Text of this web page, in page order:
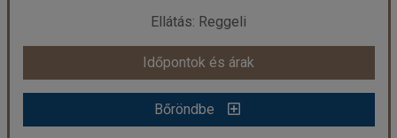
Ellátás: Reggeli
Időpontok és árak
Bőröndbe